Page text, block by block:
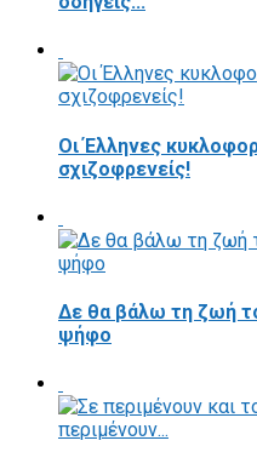
Οι Έλληνες
σχιζοφρενείς!
Δε θα βάλω τη ζωή
ψήφο